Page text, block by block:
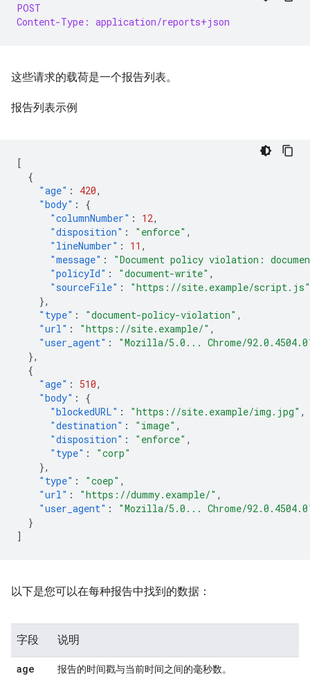
POST
Content-Type: application/reports+json
这些请求的载荷是一个报告列表。
报告列表示例
[
{
"age" : 420,
"body" :
{
"columnNumber" : 12,
"disposition" : "enforce" ,
"lineNumber" : 11 ,
"message" :
"Document policy violation:
"policyId" : "document-write" ,
"sourceFile" :
"https://site.example/script.js"
},
"type" : "document-policy-violation" ,
"url" : "https://site.example/" ,
"user_agent" :
"Mozilla/5.0... Chrome/
},
{
"age" : 510,
"body" :
{
"blockedURL" : "https://site.example/img.jpg" ,
"destination" : "image" ,
"disposition" : "enforce" ,
"type" :
"corp"
},
"type" : "coep" ,
"url" : "https://dummy.example/" ,
"user_agent" :
"Mozilla/5.0... Chrome/
}
]
以下是您可以在每种报告中找到的数据：
字段 说明
age 报告的时间戳与当前时间之间的毫秒数。